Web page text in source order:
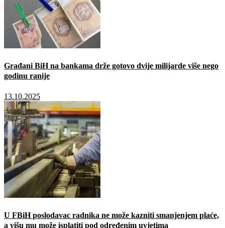
Građani BiH na bankama drže gotovo dvije milijarde više nego
godinu ranije
13.10.2025
U FBiH poslodavac radnika ne može kazniti smanjenjem plaće,
a višu mu može isplatiti pod određenim uvjetima